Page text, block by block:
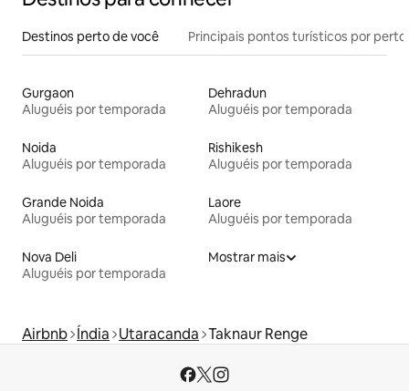
Destinos perto de você Principais pontos turísticos por perto
Gurgaon
Aluguéis por temporada
Dehradun
Aluguéis por temporada
Noida
Aluguéis por temporada
Rishikesh
Aluguéis por temporada
Grande Noida
Aluguéis por temporada
Laore
Aluguéis por temporada
Nova Deli
Aluguéis por temporada
Mostrar mais
Airbnb Índia Utaracanda Taknaur Renge